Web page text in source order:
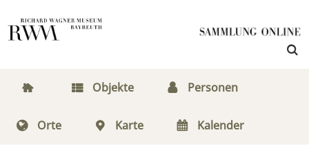
Objekte Personen
Orte Karte Kalender